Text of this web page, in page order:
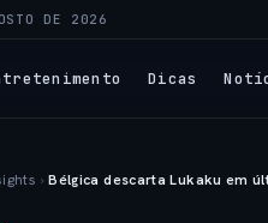
DE 2026
Dicas
› Bélgica descarta Lukaku em